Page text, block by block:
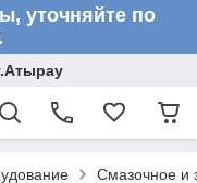
уточняйте по
Смазочное и